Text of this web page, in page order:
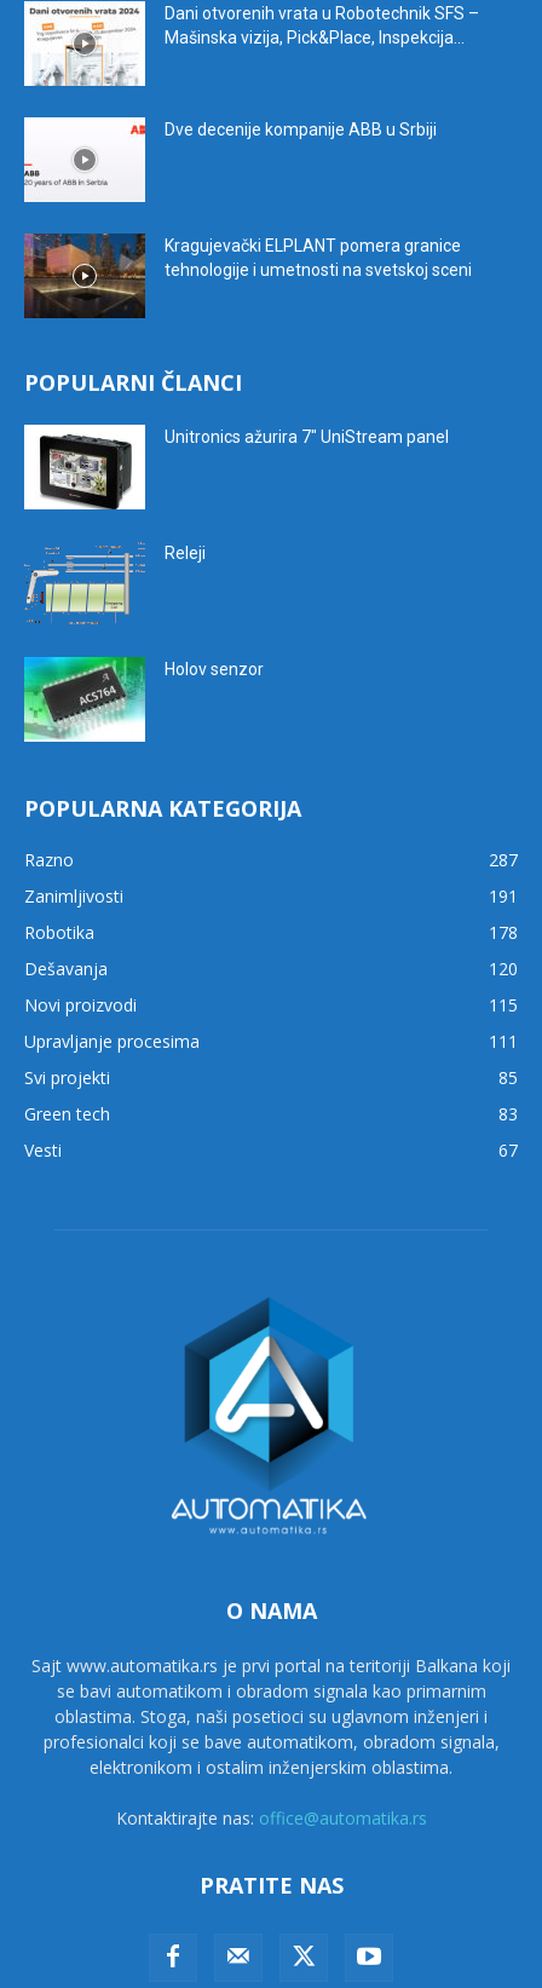
Dani otvorenih vrata u Robotechnik SFS –
Mašinska vizija, Pick&Place, Inspekcija...
Dve decenije kompanije ABB u Srbiji
Kragujevački ELPLANT pomera granice
tehnologije i umetnosti na svetskoj sceni
POPULARNI ČLANCI
Unitronics ažurira 7″ UniStream panel
Releji
Holov senzor
POPULARNA KATEGORIJA
Razno
287
Zanimljivosti
191
Robotika
178
Dešavanja
120
Novi proizvodi
115
Upravljanje procesima
111
Svi projekti
85
Green tech
83
Vesti
67
O NAMA
Sajt www.automatika.rs je prvi portal na teritoriji Balkana koji
se bavi automatikom i obradom signala kao primarnim
oblastima. Stoga, naši posetioci su uglavnom inženjeri i
profesionalci koji se bave automatikom, obradom signala,
elektronikom i ostalim inženjerskim oblastima.
Kontaktirajte nas: office@automatika.rs
PRATITE NAS